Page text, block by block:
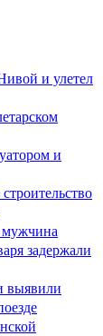
и улетел
и
задержали
выявили